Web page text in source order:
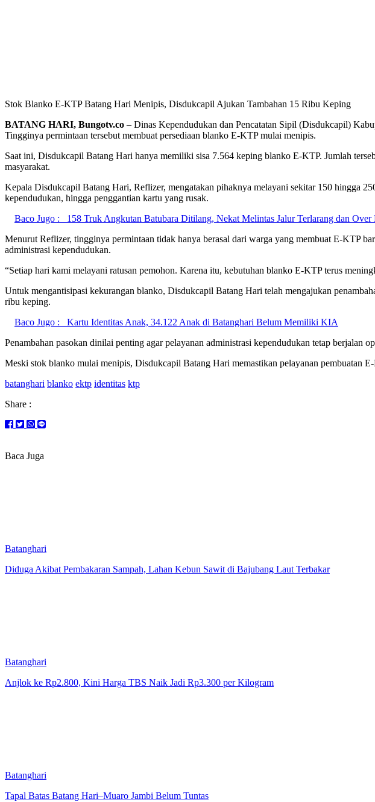
Stok Blanko E-KTP Batang Hari Menipis, Disdukcapil Ajukan Tambahan 15 Ribu Keping
BATANG HARI, Bungotv.co – Dinas Kependudukan dan Pencatatan Sipil (Disdukcapil)
Tingginya permintaan tersebut membuat persediaan blanko E-KTP mulai menipis.
Saat ini, Disdukcapil Batang Hari hanya memiliki sisa 7.564 keping blanko E-KTP. Jumlah
masyarakat.
Kepala Disdukcapil Batang Hari, Reflizer, mengatakan pihaknya melayani sekitar 150 hingga
kependudukan, hingga penggantian kartu yang rusak.
Baco Jugo :
158 Truk Angkutan Batubara Ditilang, Nekat Melintas Jalur Terlarang dan Over
Menurut Reflizer, tingginya permintaan tidak hanya berasal dari warga yang membuat E-KTP
administrasi kependudukan.
“Setiap hari kami melayani ratusan pemohon. Karena itu, kebutuhan blanko E-KTP terus
Untuk mengantisipasi kekurangan blanko, Disdukcapil Batang Hari telah mengajukan
ribu keping.
Baco Jugo :
Kartu Identitas Anak, 34.122 Anak di Batanghari Belum Memiliki KIA
Penambahan pasokan dinilai penting agar pelayanan administrasi kependudukan tetap berjalan
Meski stok blanko mulai menipis, Disdukcapil Batang Hari memastikan pelayanan pembuatan
batanghari blanko ektp identitas ktp
Share :
Baca Juga
Batanghari
Diduga Akibat Pembakaran Sampah, Lahan Kebun Sawit di Bajubang Laut Terbakar
Batanghari
Anjlok ke Rp2.800, Kini Harga TBS Naik Jadi Rp3.300 per Kilogram
Batanghari
Tapal Batas Batang Hari–Muaro Jambi Belum Tuntas